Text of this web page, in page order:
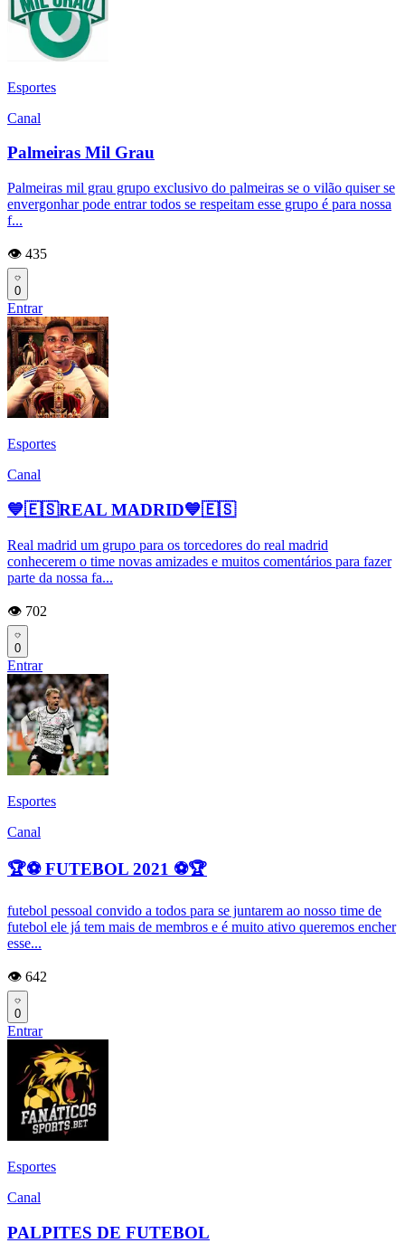
Esportes
Canal
Palmeiras Mil Grau
Palmeiras mil grau grupo exclusivo do palmeiras se o vilão quiser se
envergonhar pode entrar todos se respeitam esse grupo é para nossa
f...
👁️ 435
0
Entrar
Esportes
Canal
💙🇪🇸REAL MADRID💙🇪🇸
Real madrid um grupo para os torcedores do real madrid
conhecerem o time novas amizades e muitos comentários para fazer
parte da nossa fa...
👁️ 702
0
Entrar
Esportes
Canal
🏆⚽ FUTEBOL 2021 ⚽🏆
futebol pessoal convido a todos para se juntarem ao nosso time de
futebol ele já tem mais de membros e é muito ativo queremos encher
esse...
👁️ 642
0
Entrar
Esportes
Canal
PALPITES DE FUTEBOL